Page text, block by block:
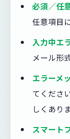
必須／任
任意項目
入力中エ
メール形
エラーメ
てくださ
しくあり
スマート